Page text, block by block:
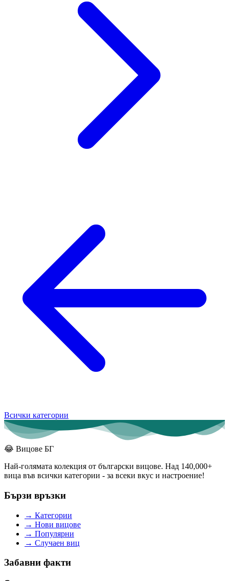
Всички категории
😂 Вицове БГ
Най-голямата колекция от български вицове. Над 140,000+
вица във всички категории - за всеки вкус и настроение!
Бързи връзки
→ Категории
→ Нови вицове
→ Популярни
→ Случаен виц
Забавни факти